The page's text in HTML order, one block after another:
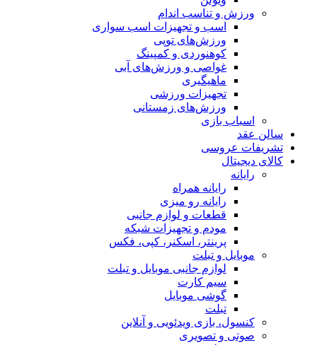
ورزش و تناسب اندام
اسب و تجهیزات اسب سواری
ورزش‌های توپی
کوهنوردی و کمپینگ
غواصی و ورزش‌های آبی
ماهیگیری
تجهیزات ورزشی
ورزش‌های زمستانی
اسباب‌ بازی
سالن عقد
تشریفات عروسی
کالای دیجیتال
رایانه
رایانه همراه
رایانه رو میزی
قطعات و لوازم جانبی
مودم و تجهیزات شبکه
پرینتر، اسکنر، کپی، فکس
موبایل و تبلت
لوازم جانبی موبایل و تبلت
سیم کارت
گوشی موبایل
تبلت
کنسول، بازی‌ ویدئویی و آنلاین
صوتی و تصویری